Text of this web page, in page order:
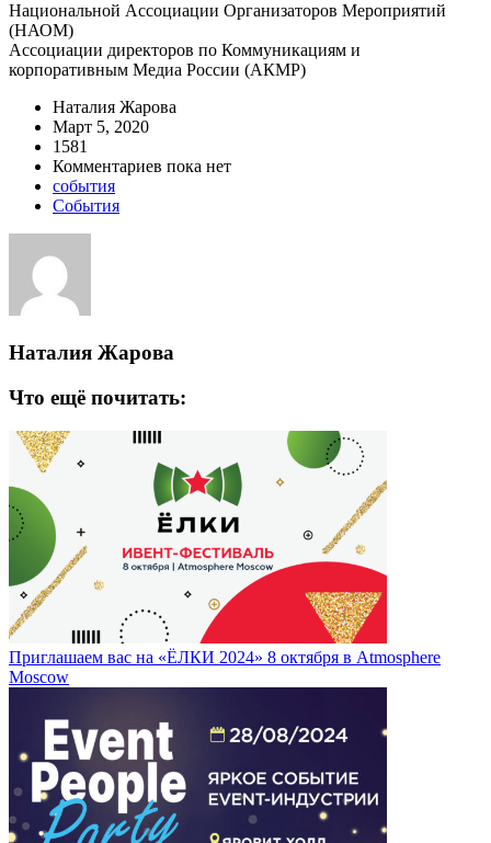
Национальной Ассоциации Организаторов Мероприятий
(НАОМ)
Ассоциации директоров по Коммуникациям и
корпоративным Медиа России (АКМР)
Наталия Жарова
Март 5, 2020
1581
Комментариев пока нет
события
События
Наталия Жарова
Что ещё почитать:
Приглашаем вас на «ЁЛКИ 2024» 8 октября в Atmosphere
Moscow